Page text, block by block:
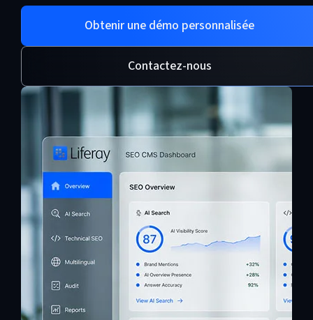
Obtenir une démo personnalisée
Contactez-nous